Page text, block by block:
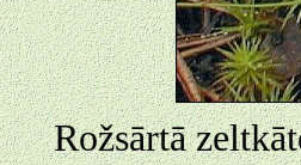
Rožsārtā